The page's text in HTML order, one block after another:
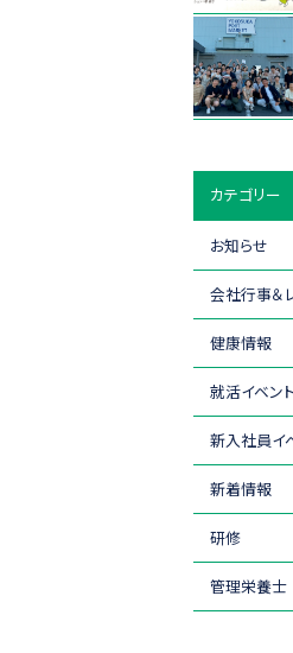
カテゴリー
お知らせ
会社行事＆
健康情報
就活イベン
新入社員イ
新着情報
研修
管理栄養士